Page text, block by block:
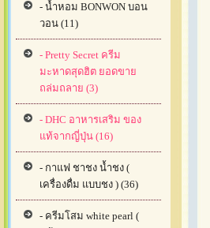
- น้ำหอม BONWON บอน
วอน (11)
- Pretty Secret ครีม
มะหาดสุดฮิต ยอดขาย
ถล่มถลาย (3)
- DHC อาหารเสริม ของ
แท้จากญี่ปุ่น (16)
- กาแฟ ชาชง น้ำชง (
เครื่องดื่ม แบบชง ) (36)
- ครีมโสม white pearl (